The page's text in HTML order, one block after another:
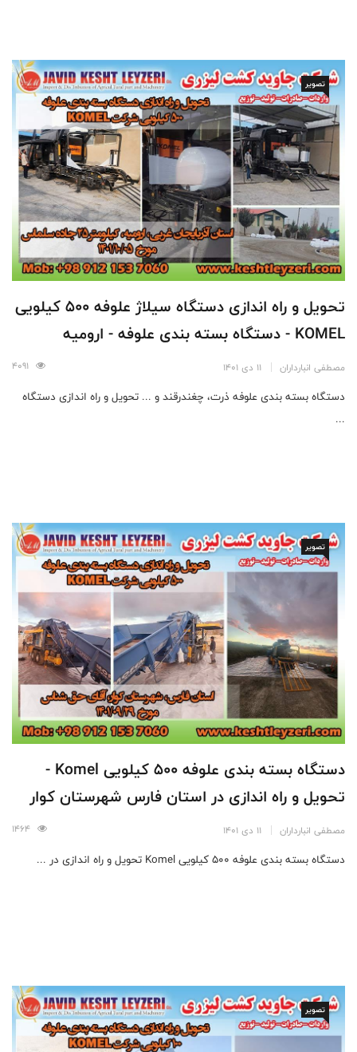
تصویر
تحویل و راه اندازی دستگاه سیلاژ علوفه 500 کیلویی
KOMEL - دستگاه بسته بندی علوفه - ارومیه
مصطفی انبارداران 11 دی 1401
دستگاه بسته بندی علوفه ذرت، چغندرقند و ... تحویل و راه اندازی دستگاه
...
تصویر
دستگاه بسته بندی علوفه 500 کیلویی Komel -
تحویل و راه اندازی در استان فارس شهرستان کوار
مصطفی انبارداران 11 دی 1401
دستگاه بسته بندی علوفه 500 کیلویی Komel تحویل و راه اندازی در ...
تصویر